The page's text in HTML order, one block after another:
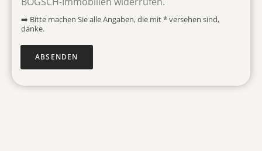
r
b
e
i
u
g
➡️ Bitte machen Sie alle Angaben, die mit * versehen sind,
danke.
ABSENDEN